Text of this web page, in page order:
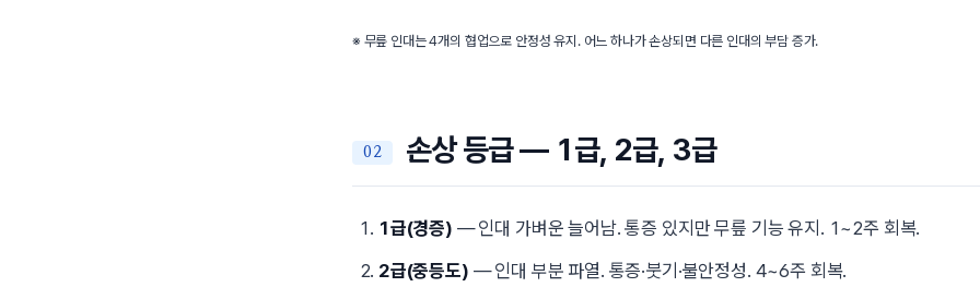
※ 무릎 인대는 4개의 협업으로 안정성 유지. 어느 하나가 손상되면 다른 인대의 부담 증가.
손상 등급 — 1급, 2급, 3급
1급(경증) — 인대 가벼운 늘어남. 통증 있지만 무릎 기능 유지. 1~2주 회복.
2급(중등도) — 인대 부분 파열. 통증·붓기·불안정성. 4~6주 회복.